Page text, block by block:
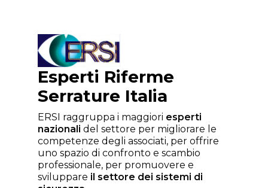
Esperti Riferme
Serrature Italia
ERSI raggruppa i maggiori esperti
nazionali del settore per migliorare le
competenze degli associati, per offrire
uno spazio di confronto e scambio
professionale, per promuovere e
sviluppare il settore dei sistemi di